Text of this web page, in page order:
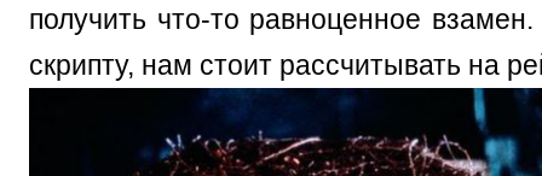
получить что-то равноценное
скрипту, нам стоит рассчитывать на